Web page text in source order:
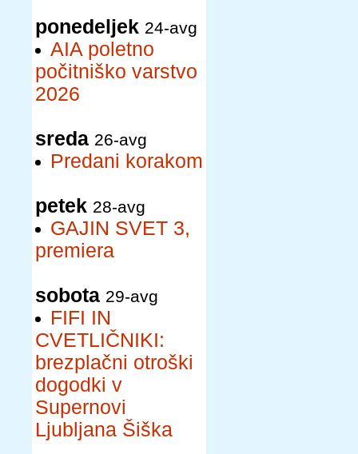
ponedeljek 24-avg
AIA poletno
počitniško varstvo
2026
sreda 26-avg
Predani korakom
petek 28-avg
GAJIN SVET 3,
premiera
sobota 29-avg
FIFI IN
CVETLIČNIKI:
brezplačni otroški
dogodki v
Supernovi
Ljubljana Šiška